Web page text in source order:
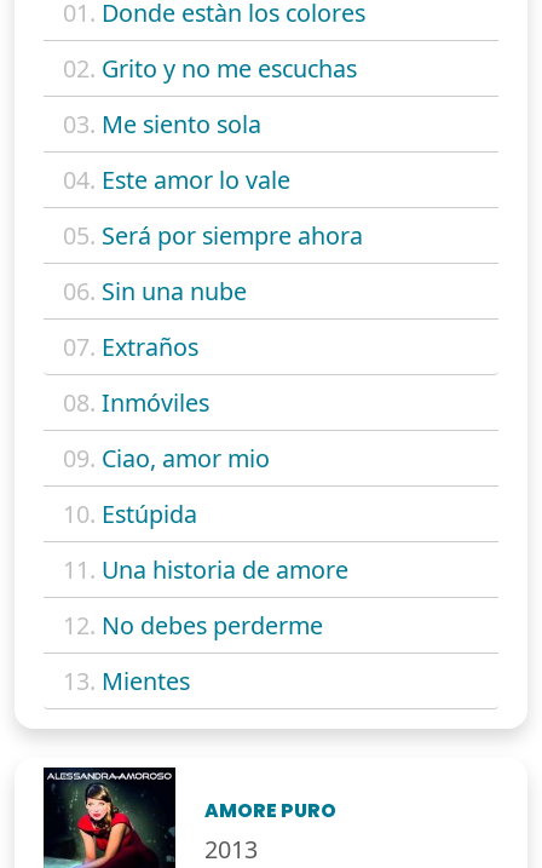
01. Donde estàn los colores
02. Grito y no me escuchas
03. Me siento sola
04. Este amor lo vale
05. Será por siempre ahora
06. Sin una nube
07. Extraños
08. Inmóviles
09. Ciao, amor mio
10. Estúpida
11. Una historia de amore
12. No debes perderme
13. Mientes
AMORE PURO
2013